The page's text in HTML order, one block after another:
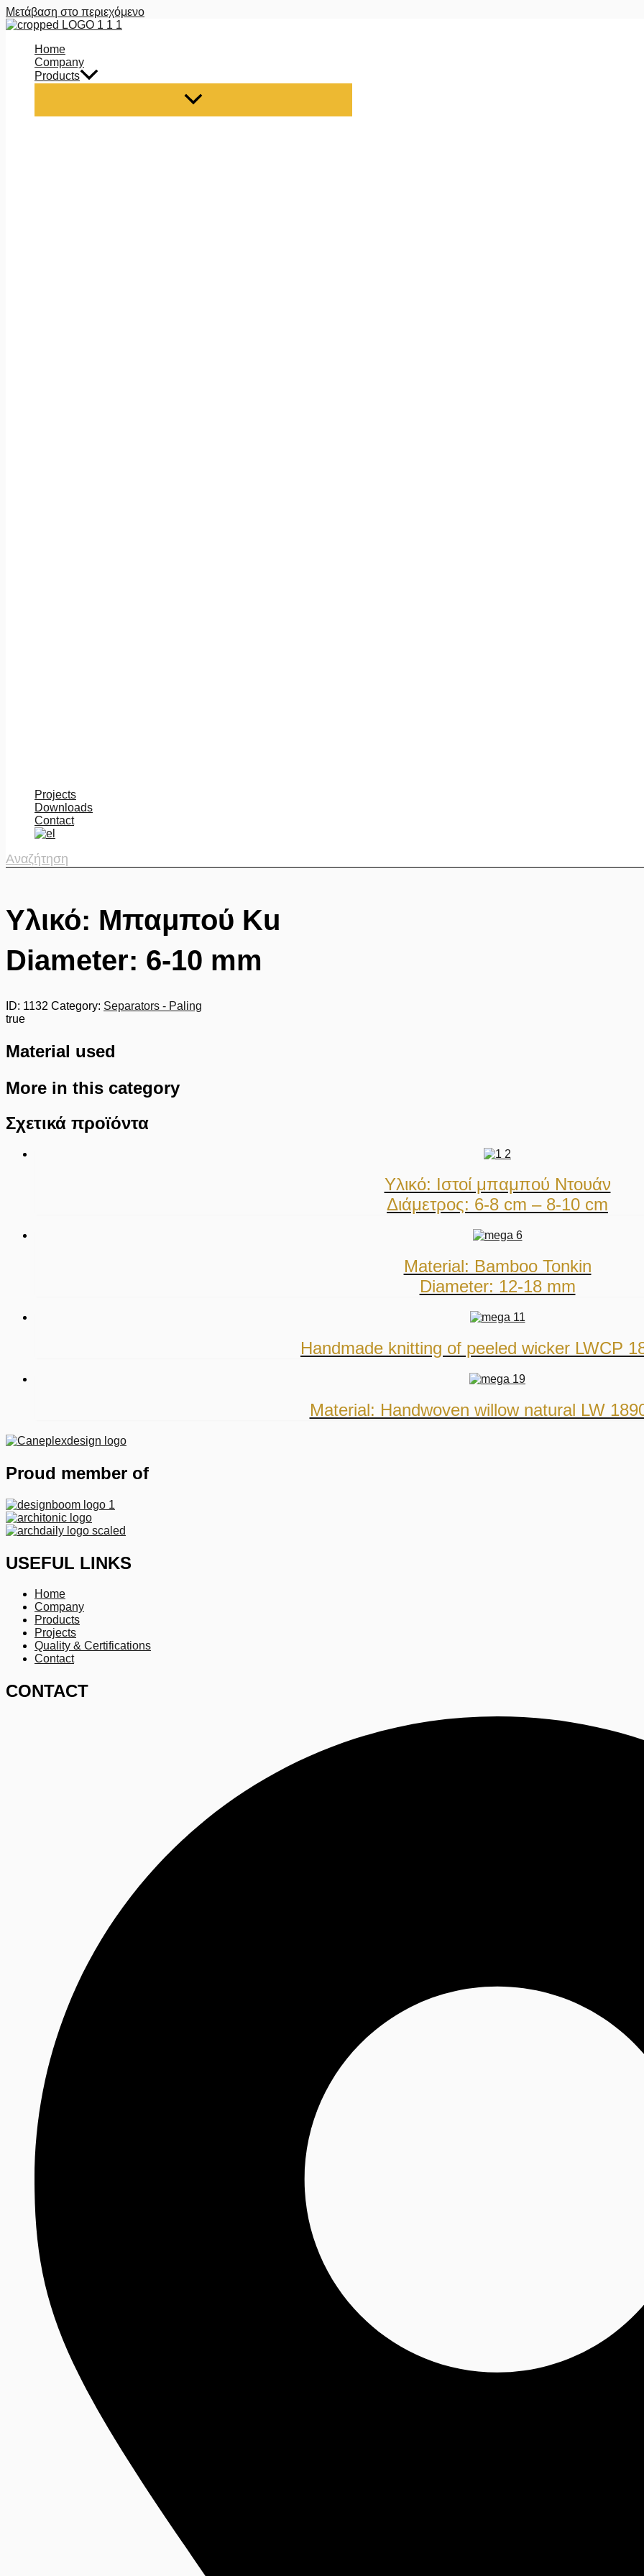
Μετάβαση στο περιεχόμενο
Home
Company
Products
Projects
Downloads
Contact
Αναζήτηση
Υλικό: Μπαμπού Ku
Diameter: 6-10 mm
ID: 1132 Category: Separators - Paling
true
Material used
More in this category
Σχετικά προϊόντα
Υλικό: Ιστοί μπαμπού Ντουάν
Διάμετρος: 6-8 cm – 8-10 cm
Material: Bamboo Tonkin
Diameter: 12-18 mm
Handmade knitting of peeled wicker LWCP
Material: Handwoven willow natural LW
Proud member of
USEFUL LINKS
Home
Company
Products
Projects
Quality & Certifications
Contact
CONTACT